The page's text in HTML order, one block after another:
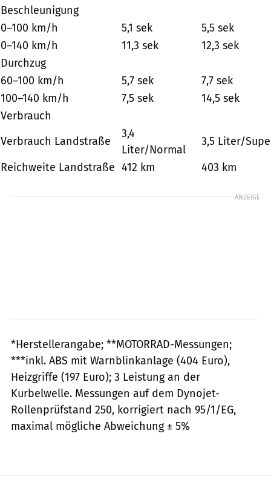
Beschleunigung
0–100 km/h
5,1 sek
5,5 sek
0–140 km/h
11,3 sek
12,3 sek
Durchzug
60–100 km/h
5,7 sek
7,7 sek
100–140 km/h
7,5 sek
14,5 sek
Verbrauch
Verbrauch Landstraße
3,4
Liter/Normal
3,5 Liter/
Reichweite Landstraße 412 km 403 km
ANZEIGE
*Herstellerangabe; **MOTORRAD-Messungen;
***inkl. ABS mit Warnblinkanlage (404 Euro),
Heizgriffe (197 Euro); 3 Leistung an der
Kurbelwelle. Messungen auf dem Dynojet-
Rollenprüfstand 250, korrigiert nach 95/1/EG,
maximal mögliche Abweichung ± 5%